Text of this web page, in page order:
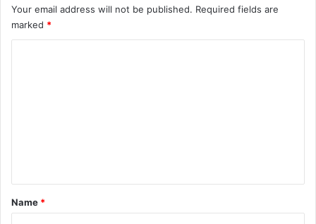
Your email address will not be published. Required fields are
marked *
*
Name *